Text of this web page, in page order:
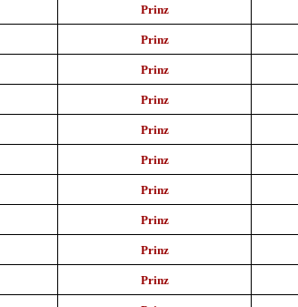
Prinz
Prinz
Prinz
Prinz
Prinz
Prinz
Prinz
Prinz
Prinz
Prinz